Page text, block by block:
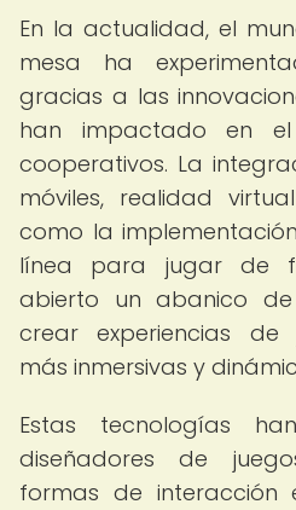
En la actualidad, el
mesa ha
gracias a las
han impactado en
cooperativos. La
móviles, realidad
como la
línea para jugar de
abierto un abanico
crear experiencias de
más inmersivas y
Estas tecnologías
diseñadores de
formas de interacción